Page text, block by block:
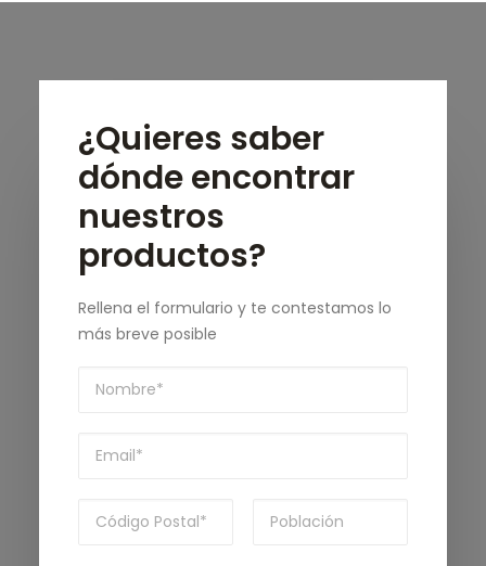
¿Quieres saber
dónde encontrar
nuestros
productos?
Rellena el formulario y te contestamos lo
más breve posible